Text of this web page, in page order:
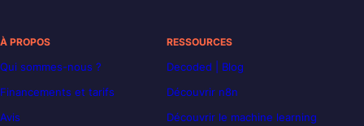
À PROPOS
Qui sommes-nous ?
Financements et tarifs
Avis
RESSOURCES
Decoded | Blog
Découvrir n8n
Découvrir le machine learning